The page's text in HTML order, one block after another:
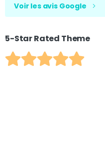
Voir les avis Google
5-Star Rated Theme